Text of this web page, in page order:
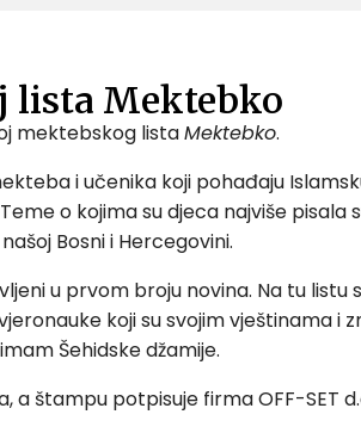
lista Mektebko
mektebskog listaMektebko.
i učenika koji pohađaju
o kojima su djeca najviše
Bosni i Hercegovini.
u prvom broju novina. Na tu
koji su svojim vještinama
Šehidske džamije.
štampu potpisuje firma OFF-SET